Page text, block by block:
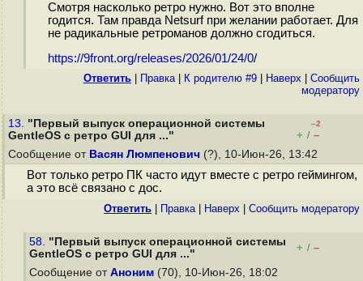
Смотря насколько ретро нужно. Вот это вполне
годится. Там правда Netsurf при желании работает. Для
не радикальные ретроманов должно сгодиться.
https://9front.org/releases/2026/01/24/0/
Ответить Правка| К родителю #9 Наверх
Cообщить
модератору
13. "Первый выпуск операционной системы
GentleOS с ретро GUI для ..."
–2
+ / –
Сообщение от Васян Люмпенович (?), 10-Июн-26, 13:42
Вот только ретро ПК часто идут вместе с ретро геймингом,
а это всё связано с дос.
Ответить Правка| Наверх Cообщить модератору
58. "Первый выпуск операционной системы
GentleOS с ретро GUI для ..."
+ / –
Сообщение от Аноним (70), 10-Июн-26, 18:02